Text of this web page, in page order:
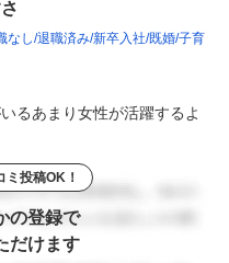
なし 退職済み 新卒入社 既婚 子育
るあまり女性が活躍するよ
ミ投稿OK！
の登録で
だけます